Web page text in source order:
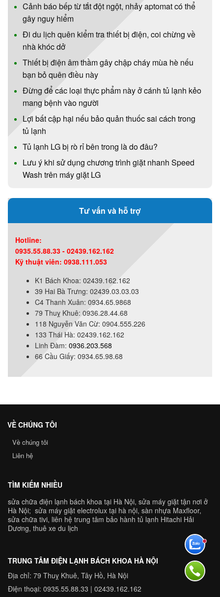
Cảnh báo bếp từ tắt đột ngột, nhảy aptomat có thể
gây nguy hiểm
Đi du lịch quên kiểm tra thiết bị điện, coi chừng về
nhà khóc dở
Thiết bị điện âm thầm gây chập cháy mùa hè nếu
bạn bỏ quên điều này
Đừng để các loại thực phẩm này ở cánh tủ lạnh kẻo
mang bệnh vào người
Lợi bất cập hại nếu bảo quản thuốc sai cách trong
tủ lạnh
Tủ lạnh LG bị rò rỉ bên trong là do đâu?
Lưu ý khi sử dụng chương trình giặt nhanh Speed
Wash trên máy giặt LG
Tư vấn và hỗ trợ
Hotline:
0935.55.88.33 - 02439.162.162
Kỹ thuật viên: 0938.111.053
K1 Bách Khoa: 02439.162.162
39 Hai Bà Trưng: 02439.03.03.03
C4 Thanh Xuân: 0934.65.9868
79 Thuỵ Khuê: 0936.28.44.68
118 Nguyễn Văn Cừ: 0904.555.226
133 Thái Hà: 02439.162.162
Linh Đàm: 0936.203.568
66 Cầu Giấy: 0934.65.98.68
VỀ CHÚNG TÔI
Về chúng tôi
Liên hệ
TÌM KIẾM NHIỀU
sửa chữa điện lạnh bách khoa tại Hà Nội, sửa máy giặt tận nơi ở
Hà Nội; sửa máy giặt electrolux tại hà nội, sàn nhựa Maxfloor,
sửa chữa tivi, liên hệ trung tâm bảo hành tủ lạnh Hitachi Hải
Dương, thuê xe du lịch
TRUNG TÂM ĐIỆN LẠNH BÁCH KHOA HÀ NỘI
Địa chỉ: 79 Thuỵ Khuê, Tây Hồ, Hà Nội
Điện thoại: 0935.55.88.33 | 02439.162.162